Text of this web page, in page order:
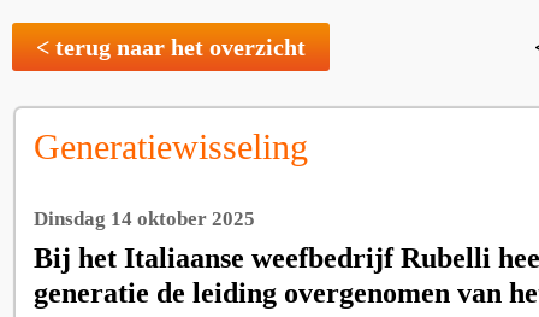
< terug naar het overzicht
Generatiewisseling
Dinsdag 14 oktober 2025
Bij het Italiaanse weefbedrijf Rubelli
generatie de leiding overgenomen van